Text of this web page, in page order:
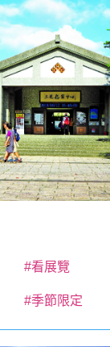
#看展覽
#季節限定